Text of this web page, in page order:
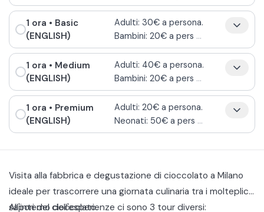
1 ora • Basic
(ENGLISH)
Adulti: 30€ a persona.
Bambini: 20€ a pers ...
1 ora • Medium
(ENGLISH)
Adulti: 40€ a persona.
Bambini: 20€ a pers ...
1 ora • Premium
(ENGLISH)
Adulti: 20€ a persona.
Neonati: 50€ a pers ...
Visita alla fabbrica e degustazione di cioccolato a Milano
ideale per trascorrere una giornata culinaria tra i molteplici
sapori del cioccolato.
All'interno dell'esperienze ci sono 3 tour diversi: